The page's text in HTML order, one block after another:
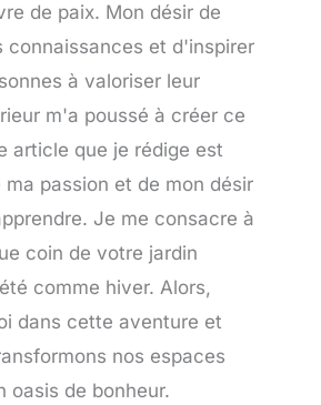
de paix. Mon désir de
connaissances et d'inspirer
à valoriser leur
m'a poussé à créer ce
article que je rédige est
ma passion et de mon désir
Je me consacre à
coin de votre jardin
comme hiver. Alors,
dans cette aventure et
nos espaces
oasis de bonheur.